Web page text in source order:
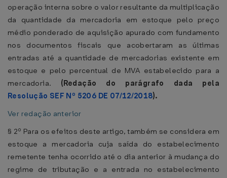
operação interna sobre o valor resultante da multiplicação
da quantidade da mercadoria em estoque pelo preço
médio ponderado de aquisição apurado com fundamento
nos documentos fiscais que acobertaram as últimas
entradas até a quantidade de mercadorias existente em
estoque e pelo percentual de MVA estabelecido para a
mercadoria. (Redação do parágrafo dada pela
Resolução SEF Nº 5206 DE 07/12/2018).
Ver redação anterior
§ 2º Para os efeitos deste artigo, também se considera em
estoque a mercadoria cuja saída do estabelecimento
remetente tenha ocorrido até o dia anterior à mudança do
regime de tributação e a entrada no estabelecimento